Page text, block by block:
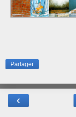
Partager
‹